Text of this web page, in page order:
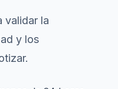
validar la
y los